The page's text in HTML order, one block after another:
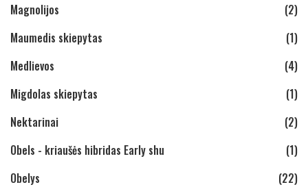
Magnolijos
(2)
Maumedis skiepytas
(1)
Medlievos
(4)
Migdolas skiepytas
(1)
Nektarinai
(2)
Obels - kriaušės hibridas Early shu
(1)
Obelys
(22)